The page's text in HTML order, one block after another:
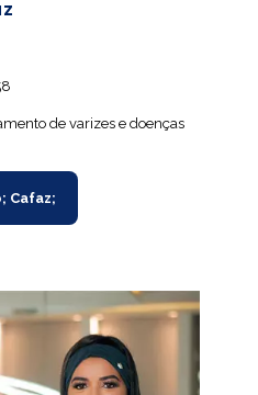
de varizes e doenças
Cafaz;